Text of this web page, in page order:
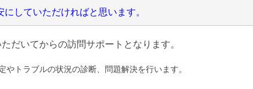
していただければと思います。
だいてからの訪問サポートとなります。
トラブルの状況の診断、問題解決を行います。